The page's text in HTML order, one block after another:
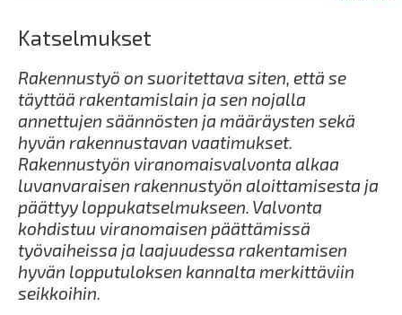
Katselmukset
Rakennustyö on suoritettava siten, että se
täyttää rakentamislain ja sen nojalla
annettujen säännösten ja määräysten sekä
hyvän rakennustavan vaatimukset.
Rakennustyön viranomaisvalvonta alkaa
luvanvaraisen rakennustyön aloittamisesta ja
päättyy loppukatselmukseen. Valvonta
kohdistuu viranomaisen päättämissä
työvaiheissa ja laajuudessa rakentamisen
hyvän lopputuloksen kannalta merkittäviin
seikkoihin.